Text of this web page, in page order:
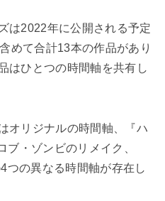
は2022年に公開される予定
めて合計13本の作品があり
はひとつの時間軸を共有し
オリジナルの時間軸、『ハ
ブ・ゾンビのリメイク、
つの異なる時間軸が存在し